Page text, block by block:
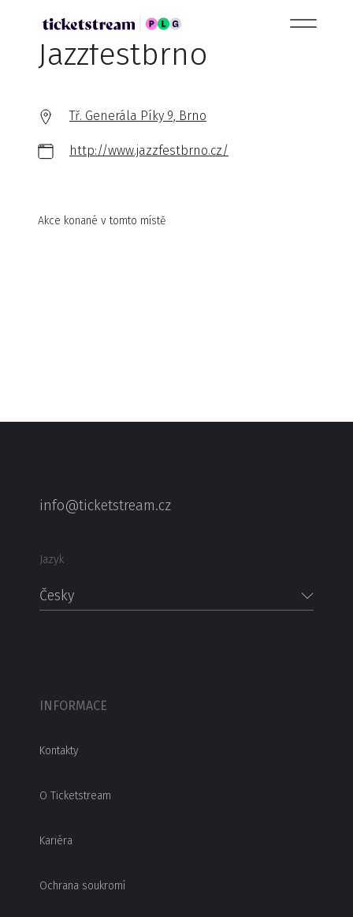
Jazzfestbrno
Tř. Generála Píky 9, Brno
http://www.jazzfestbrno.cz/
Akce konané v tomto místě
info@ticketstream.cz
Jazyk
Česky
INFORMACE
Kontakty
O Ticketstream
Kariéra
Ochrana soukromí